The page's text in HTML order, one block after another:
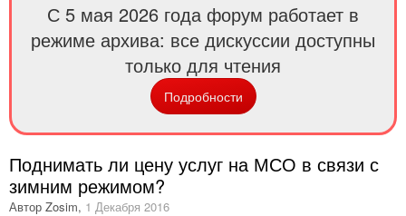
С 5 мая 2026 года форум работает в
режиме архива: все дискуссии доступны
только для чтения
Подробности
Поднимать ли цену услуг на МСО в связи с
зимним режимом?
Автор Zosim, 1 Декабря 2016